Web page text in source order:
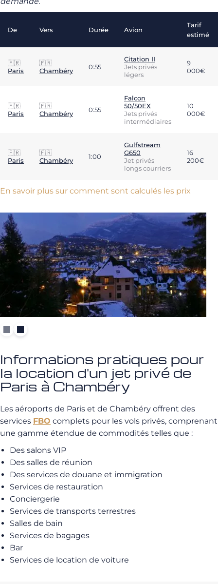
De Vers Durée Avion
Tarif
estimé
🇫🇷
Paris
🇫🇷
Chambéry
0:55
Citation II
Jets privés
légers
9
000€
🇫🇷
Paris
🇫🇷
Chambéry
0:55
Falcon
50/50EX
Jets privés
intermédiaires
10
000€
🇫🇷
Paris
🇫🇷
Chambéry
1:00
Gulfstream
G650
Jet privés
longs courriers
16
200€
En savoir plus sur comment sont calculés les prix
Informations pratiques pour
la location d'un jet privé de
Paris à Chambéry
Les aéroports de Paris et de Chambéry offrent des
services FBO complets pour les vols privés, comprenant
une gamme étendue de commodités telles que :
Des salons VIP
Des salles de réunion
Des services de douane et immigration
Services de restauration
Conciergerie
Services de transports terrestres
Salles de bain
Services de bagages
Bar
Services de location de voiture